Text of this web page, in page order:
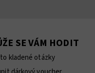
SE VÁM HODIT
kladené otázky